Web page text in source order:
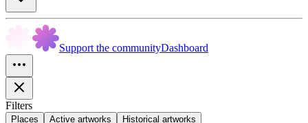
Support the communityDashboard
Filters
Places Active artworks Historical artworks